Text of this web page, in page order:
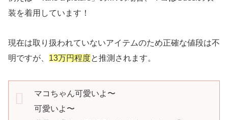
装を着用しています！
現在は取り扱われていないアイテムのため正確な値段は不
明ですが、 13万円程度と推測されます。
マコちゃん可愛いよ〜
可愛いよ〜